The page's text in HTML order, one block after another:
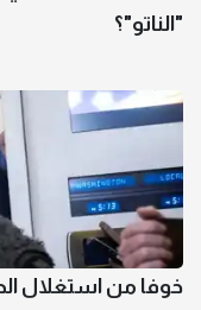
"الناتو"؟
خوفا من استغلال